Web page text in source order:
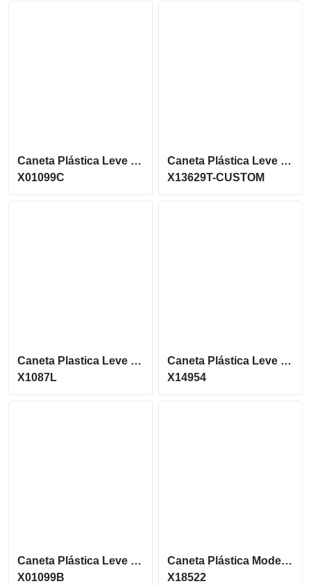
Caneta Plástica Leve Com Corpo Branco Acionamento Por Clique X01099C
X01099C
Caneta Plástica Leve Com Tinta Azul X13629T-Custom
X13629T-CUSTOM
Caneta Plastica Leve E Funcional Com Acionamento Por Clique X1087L
X1087L
Caneta Plástica Leve E Moderna Carga Azul E Acionamento Por Clique X14954
X14954
Caneta Plástica Leve E Moderna Com Cionamento Por Clique X01099B
X01099B
Caneta Plástica Modelo Basico Corpo Branco Detalhes Coloridos X18522
X18522